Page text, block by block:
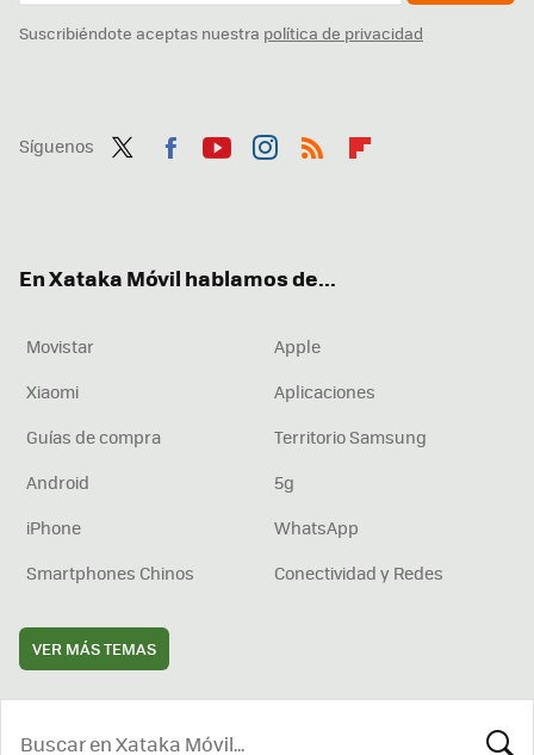
Suscribiéndote aceptas nuestra política de privacidad
Síguenos
En Xataka Móvil hablamos de...
Movistar
Apple
Xiaomi
Aplicaciones
Guías de compra
Territorio Samsung
Android
5g
iPhone
WhatsApp
Smartphones Chinos
Conectividad y Redes
VER MÁS TEMAS